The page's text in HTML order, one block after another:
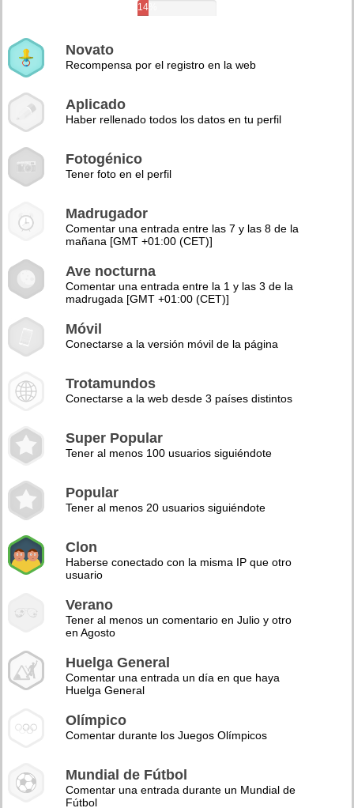
14%
Novato
Recompensa por el registro en la web
Aplicado
Haber rellenado todos los datos en tu perfil
Fotogénico
Tener foto en el perfil
Madrugador
Comentar una entrada entre las 7 y las 8 de la
mañana [GMT +01:00 (CET)]
Ave nocturna
Comentar una entrada entre la 1 y las 3 de la
madrugada [GMT +01:00 (CET)]
Móvil
Conectarse a la versión móvil de la página
Trotamundos
Conectarse a la web desde 3 países distintos
Super Popular
Tener al menos 100 usuarios siguiéndote
Popular
Tener al menos 20 usuarios siguiéndote
Clon
Haberse conectado con la misma IP que otro
usuario
Verano
Tener al menos un comentario en Julio y otro
en Agosto
Huelga General
Comentar una entrada un día en que haya
Huelga General
Olímpico
Comentar durante los Juegos Olímpicos
Mundial de Fútbol
Comentar una entrada durante un Mundial de
Fútbol